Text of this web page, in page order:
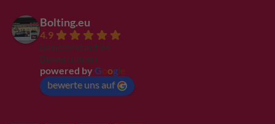
Bolting.eu
4.9
Basierend auf 94
Bewertungen
powered by G ogl
bewerte uns auf